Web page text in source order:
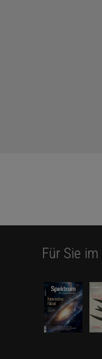
Für Sie